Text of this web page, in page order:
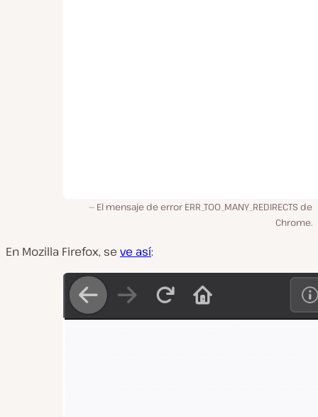
El mensaje de error ERR_TOO_MANY_REDIRECTS de
Chrome.
En Mozilla Firefox, se ve así: